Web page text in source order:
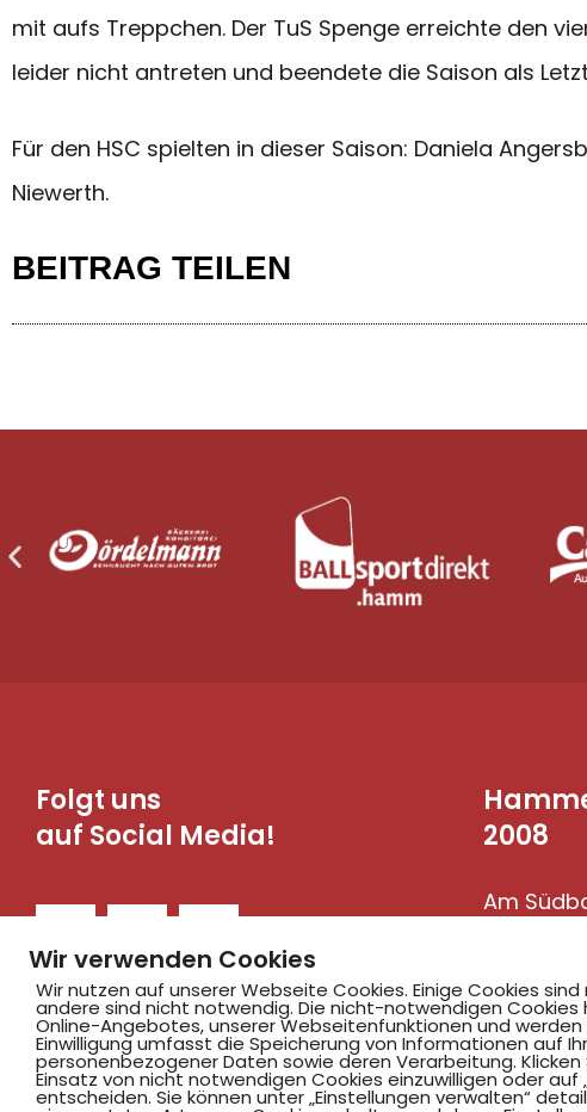
mit aufs Treppchen. Der TuS Spenge erreichte den
leider nicht antreten und beendete die Saison als
Für den HSC spielten in dieser Saison: Daniela
Niewerth.
BEITRAG TEILEN
Folgt uns
auf Social Media!
2008
Am
Wir verwenden Cookies
Wir nutzen auf unserer Webseite Cookies. Einige Cookies
andere sind nicht notwendig. Die nicht-notwendigen
Online-Angebotes, unserer Webseitenfunktionen und
Einwilligung umfasst die Speicherung von Informationen auf
personenbezogener Daten sowie deren Verarbeitung. Klicken
Einsatz von nicht notwendigen Cookies einzuwilligen oder auf
entscheiden. Sie können unter „Einstellungen verwalten“